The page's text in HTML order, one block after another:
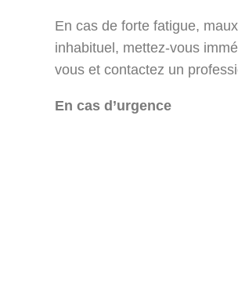
En cas de forte fatigue,
inhabituel, mettez-vous
vous et contactez un
En cas d’urgence